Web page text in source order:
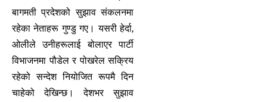
बागमती प्रदेशको सुझाव संकलनमा
रहेका नेताहरू गुण्डु गए। यसरी हेर्दा,
ओलीले उनीहरूलाई बोलाएर पार्टी
विभाजनमा पौडेल र पोखरेल सक्रिय
रहेको सन्देश नियोजित रूपमै दिन
चाहेको देखिन्छ। देशभर सुझाव